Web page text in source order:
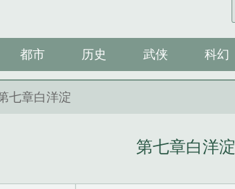
都市 历史 武侠 科幻
七章白洋淀
第七章白洋淀